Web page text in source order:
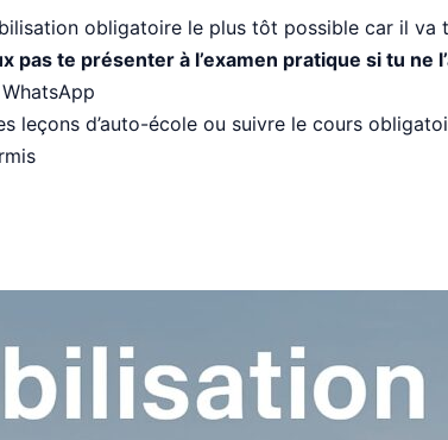
obligatoire le plus tôt possible car il va
pas te présenter à l’examen pratique si tu ne
leçons d’auto-école ou suivre le cours